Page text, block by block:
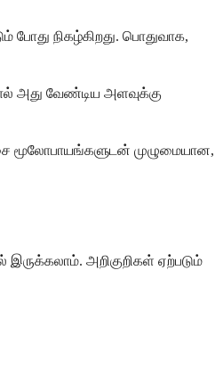
போது நிகழ்கிறது. பொதுவாக,
அது வேண்டிய அளவுக்கு
மூலோபாயங்களுடன் முழுமையான,
இருக்கலாம். அறிகுறிகள் ஏற்படும்